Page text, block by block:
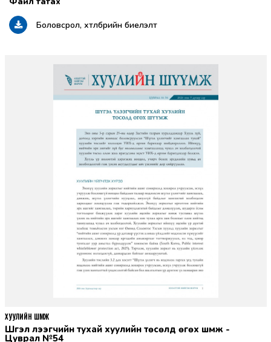
Боловсрол, хөтөлбөрийн биелэлт
Шүгэл үлээгчийн тухай хуулийн төсөлд өгөх шүүмж -
Цуврал №54
ХУУЛИЙН ШҮҮМЖ